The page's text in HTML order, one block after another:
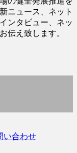
ニュース、ネット
ンタビュー、ネッ
伝え致します。
い合わせ